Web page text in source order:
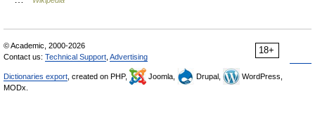
18+
© Academic, 2000-2026
Contact us: Technical Support Advertising
Dictionaries export , created on PHP, Joomla, Drupal,
WordPress,
MODx.